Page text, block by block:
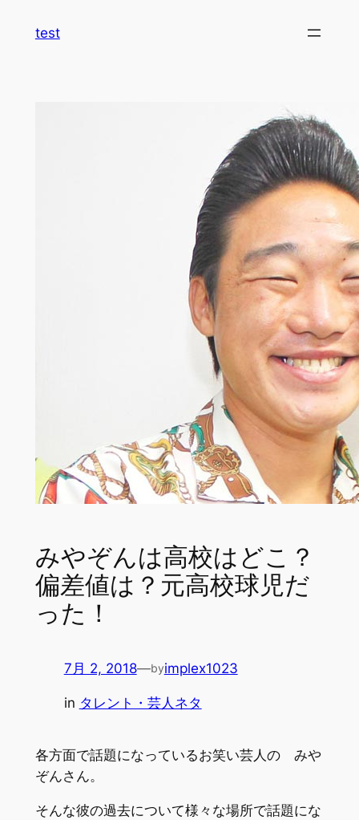
test
みやぞんは高校はどこ？
偏差値は？元高校球児だ
った！
7月 2, 2018—byimplex1023
in タレント・芸人ネタ
各方面で話題になっているお笑い芸人の みや
ぞんさん。
そんな彼の過去について様々な場所で話題にな